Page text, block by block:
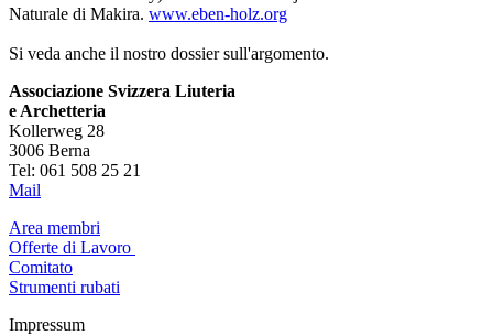
Naturale di Makira. www.eben-holz.org
Si veda anche il nostro dossier sull'argomento.
Associazione Svizzera Liuteria
e Archetteria
Kollerweg 28
3006 Berna
Tel: 061 508 25 21
Mail
Area membri
Offerte di Lavoro
Comitato
Strumenti rubati
Impressum